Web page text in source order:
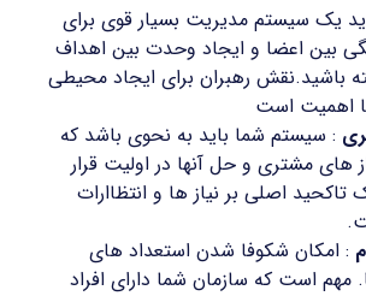
یک سیستم مدیریت بسیار قوی برای
بین اعضا و ایجاد وحدت بین اهداف
باشید.نقش رهبران برای ایجاد محیطی
اهمیت است
: سیستم شما باید به نحوی باشد که
های مشتری و حل آنها در اولیت قرار
تاکحید اصلی بر نیاز ها و انتظاارات
: امکان شکوفا شدن استعداد های
مهم است که سازمان شما دارای افراد